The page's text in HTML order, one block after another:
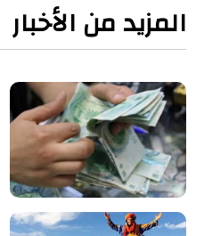
المزيد من الأخبار